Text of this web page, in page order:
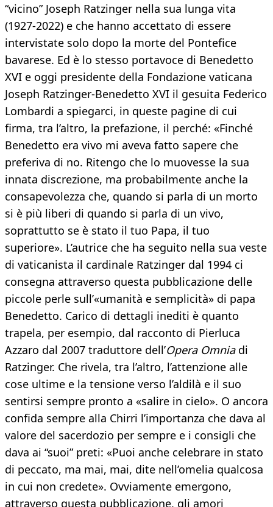
“vicino” Joseph Ratzinger nella sua lunga vita
(1927-2022) e che hanno accettato di essere
intervistate solo dopo la morte del Pontefice
bavarese. Ed è lo stesso portavoce di Benedetto
XVI e oggi presidente della Fondazione vaticana
Joseph Ratzinger-Benedetto XVI il gesuita Federico
Lombardi a spiegarci, in queste pagine di cui
firma, tra l’altro, la prefazione, il perché: «Finché
Benedetto era vivo mi aveva fatto sapere che
preferiva di no. Ritengo che lo muovesse la sua
innata discrezione, ma probabilmente anche la
consapevolezza che, quando si parla di un morto
si è più liberi di quando si parla di un vivo,
soprattutto se è stato il tuo Papa, il tuo
superiore». L’autrice che ha seguito nella sua veste
di vaticanista il cardinale Ratzinger dal 1994 ci
consegna attraverso questa pubblicazione delle
piccole perle sull’«umanità e semplicità» di papa
Benedetto. Carico di dettagli inediti è quanto
trapela, per esempio, dal racconto di Pierluca
Azzaro dal 2007 traduttore dell’Opera Omnia di
Ratzinger. Che rivela, tra l’altro, l’attenzione alle
cose ultime e la tensione verso l’aldilà e il suo
sentirsi sempre pronto a «salire in cielo». O ancora
confida sempre alla Chirri l’importanza che dava al
valore del sacerdozio per sempre e i consigli che
dava ai “suoi” preti: «Puoi anche celebrare in stato
di peccato, ma mai, mai, dite nell’omelia qualcosa
in cui non credete». Ovviamente emergono,
attraverso questa pubblicazione, gli amori